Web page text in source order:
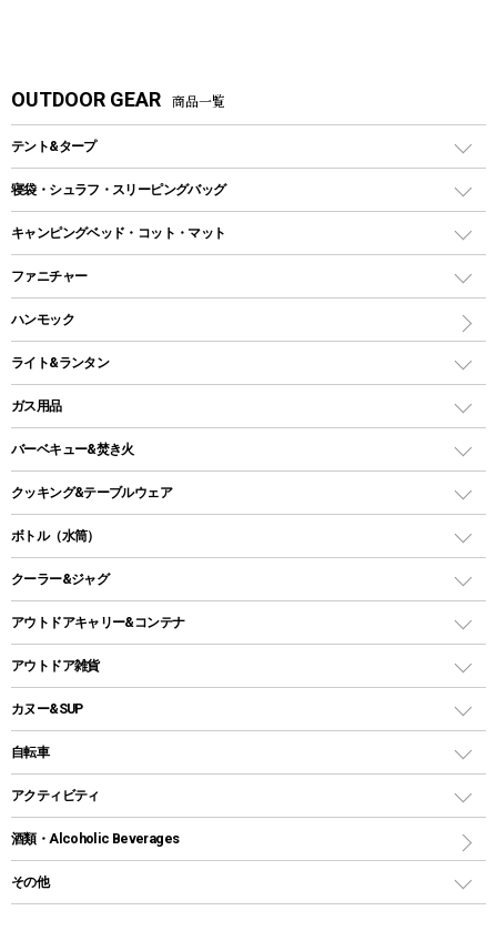
OUTDOOR GEAR 商品一覧
テント&タープ
テント
ツールームテント
ワンポールテント
シェルターテント
ロッジ型・オリジナルテント
タープ
スクエアタープ（レクタタープ）
メッシュタープ
自立式タープ
パラソル
テントアクセサリー
ペグ
グランドシート
ガイドロープ
ツール
寝袋・シュラフ・スリーピングバッグ
レクタングラー型（封筒型）シュラフ
インナーシュラフ
キャンピングベッド・コット・マット
キャンピングベッド・コット
インフレータブルマット
ファニチャー
アウトドアテーブル
レジャーシート
ハンモック
ライト&ランタン
LEDランタン
ガスランタン
オイルランタン
LEDライト
ヘッドライト
キャンドル
ガス用品
ガスバーナー
ガス缶
ガストーチ、ライター
バーベキュー&焚き火
バーベキューコンロ、グリル
焚き火台タイプ（ロースタイル）グリル
卓上タイプグリル
パーティータイプグリル
鉄板、アミ
焚き火台&ストーブ
火起こし
バーベキューツール
クッキング&テーブルウェア
ダッチオーブン
ホットサンドメーカー
クッカーセット
シェラカップ
クッキングツール
ナイフ
カトラリー
ボトル（水筒）
ステンレスボトル
コップ付きタイプ
ワンタッチタイプ
プラスチックボトル
ディズニーボトル
クーラー&ジャグ
クーラーボックス
クーラーバッグ
ウォータージャグ
保冷剤
アウトドアキャリー&コンテナ
アウトドアキャリー
アウトドア雑貨
バックパック&バッグ
リュック、バックパック
トートバッグ、サコッシュ
ショッピングキャリー
その他アウトドア雑貨
カヌー&SUP
インフレータブル
カヤック
パドル
自転車
折りたたみ自転車
スポーツサイクル
シティサイクル
アクティビティ
マリン
ラッシュガード
酒類・Alcoholic Beverages
その他